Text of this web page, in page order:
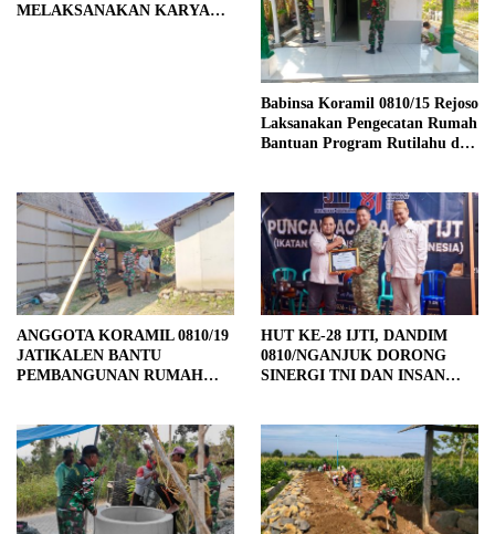
MELAKSANAKAN KARYA
Babinsa Koramil 0810/15 Rejoso
Laksanakan Pengecatan Rumah
Bantuan Program Rutilahu di
ANGGOTA KORAMIL 0810/19
JATIKALEN BANTU
PEMBANGUNAN RUMAH
HUT KE-28 IJTI, DANDIM
0810/NGANJUK DORONG
SINERGI TNI DAN INSAN